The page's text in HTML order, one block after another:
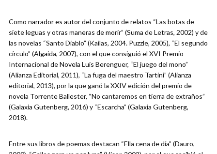
Como narrador es autor del conjunto de relatos “Las botas de
siete leguas y otras maneras de morir” (Suma de Letras, 2002) y de
las novelas “Santo Diablo” (Kailas, 2004. Puzzle, 2005), “El segundo
círculo” (Algaida, 2007), con el que consiguió el XVI Premio
Internacional de Novela Luis Berenguer, “El juego del mono”
(Alianza Editorial, 2011), “La fuga del maestro Tartini” (Alianza
editorial, 2013), por la que ganó la XXIV edición del premio de
novela Torrente Ballester, “No cantaremos en tierra de extraños”
(Galaxia Gutenberg, 2016) y “Escarcha” (Galaxia Gutenberg,
2018).
Entre sus libros de poemas destacan “Ella cena de día” (Dauro,